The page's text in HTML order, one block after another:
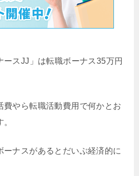
ースJJ」は転職ボーナス35万円
費やら転職活動費用で何かとお
ーナスがあるとだいぶ経済的に